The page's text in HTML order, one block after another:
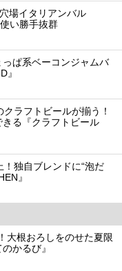
場イタリアンバル
い勝手抜群
ぱ系ベーコンジャムバ
』
ラフトビールが揃う！
る『クラフトビール
独自ブレンドに“泡だ
』
大根おろしをのせた夏限
かるび』